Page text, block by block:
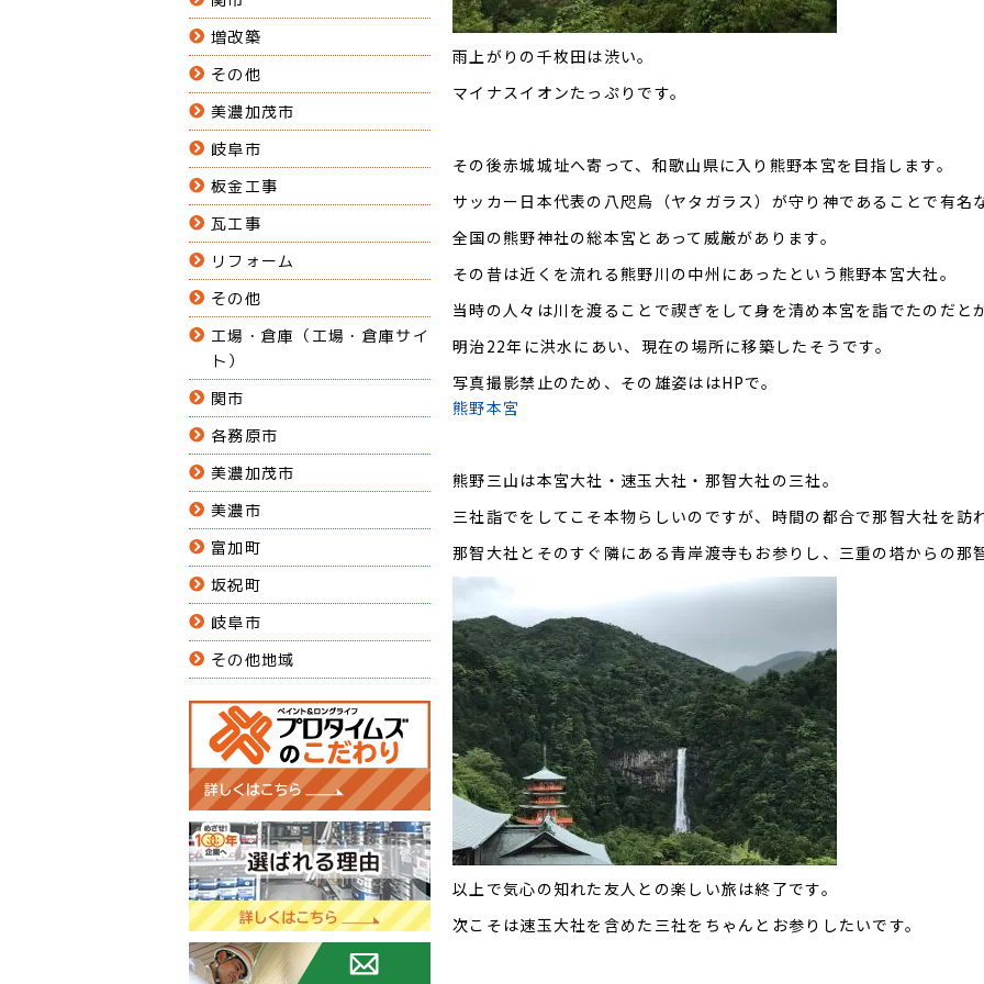
雨上がりの千枚田は渋い。
マイナスイオンたっぷりです。
その後赤城城址へ寄って、和歌山県に入り熊野本宮を目指します。
サッカー日本代表の八咫烏（ヤタガラス）が守り神であることで有名
全国の熊野神社の総本宮とあって威厳があります。
その昔は近くを流れる熊野川の中州にあったという熊野本宮大社。
当時の人々は川を渡ることで禊ぎをして身を清め本宮を詣でたのだとか
明治22年に洪水にあい、現在の場所に移築したそうです。
写真撮影禁止のため、その雄姿ははHPで。
熊野本宮
熊野三山は本宮大社・速玉大社・那智大社の三社。
三社詣でをしてこそ本物らしいのですが、時間の都合で那智大社を訪
那智大社とそのすぐ隣にある青岸渡寺もお参りし、三重の塔からの那
以上で気心の知れた友人との楽しい旅は終了です。
次こそは速玉大社を含めた三社をちゃんとお参りしたいです。
増改築
その他
美濃加茂市
岐阜市
板金工事
瓦工事
リフォーム
その他
工場・倉庫（工場・倉庫サイ
ト）
関市
各務原市
美濃加茂市
美濃市
富加町
坂祝町
岐阜市
その他地域